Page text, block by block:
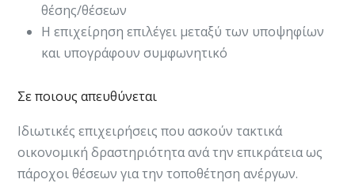
θέσης/θέσεων
Η επιχείρηση επιλέγει μεταξύ των υποψηφίων
και υπογράφουν συμφωνητικό
Σε ποιους απευθύνεται
Ι​διωτικές επιχειρήσεις που ασκούν τακτικά
οικονομική δραστηριότητα ανά την επικράτεια ως
πάροχοι θέσεων για την τοποθέτηση ανέργων​.